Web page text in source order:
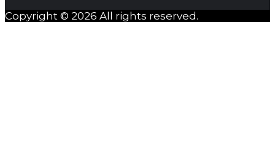
Copyright © 2026 All rights reserved.